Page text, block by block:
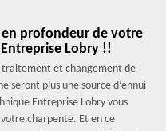
profondeur de votre
Lobry !!
traitement et changement de
seront plus une source d’ennui
Entreprise Lobry vous
charpente. Et en ce